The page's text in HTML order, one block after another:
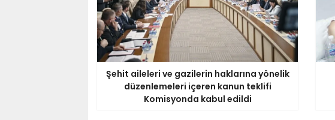
Şehit aileleri ve gazilerin haklarına yönelik
düzenlemeleri içeren kanun teklifi
Komisyonda kabul edildi